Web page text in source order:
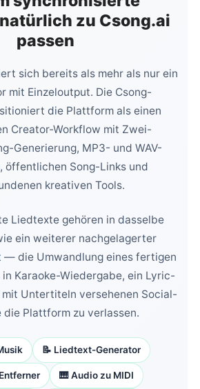
zu Csong.ai
passen
sich bereits als mehr als nur ein
mit Einzeloutput. Die Csong-
die Plattform als einen
Creator-Workflow mit Zwei-
Generierung, MP3- und WAV-
öffentlichen Song-Links und
kreativen Tools.
Liedtexte gehören in dasselbe
ein weiterer nachgelagerter
die Umwandlung eines fertigen
in Karaoke-Wiedergabe, ein Lyric-
Untertiteln versehenen Social-
die Plattform zu verlassen.
📝 Liedtext-Generator
🎹 Audio zu MIDI